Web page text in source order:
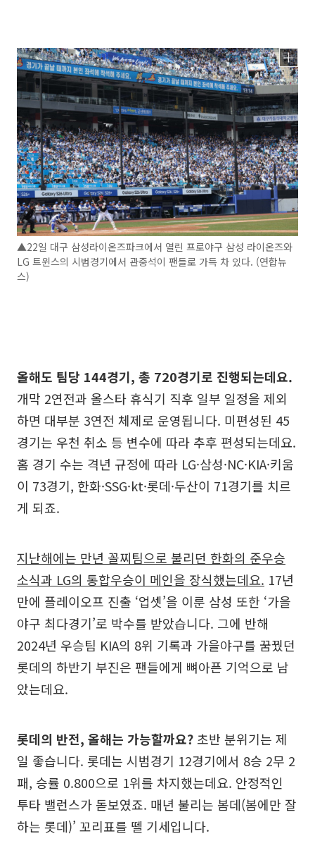
▲22일 대구 삼성라이온즈파크에서 열린 프로야구 삼성 라이온즈와
LG 트윈스의 시범경기에서 관중석이 팬들로 가득 차 있다. (연합뉴
스)
올해도 팀당 144경기, 총 720경기로 진행되는데요.
개막 2연전과 올스타 휴식기 직후 일부 일정을 제외
하면 대부분 3연전 체제로 운영됩니다. 미편성된 45
경기는 우천 취소 등 변수에 따라 추후 편성되는데요.
홈 경기 수는 격년 규정에 따라 LG·삼성·NC·KIA·키움
이 73경기, 한화·SSG·kt·롯데·두산이 71경기를 치르
게 되죠.
지난해에는 만년 꼴찌팀으로 불리던 한화의 준우승
소식과 LG의 통합우승이 메인을 장식했는데요. 17년
만에 플레이오프 진출 ‘업셋’을 이룬 삼성 또한 ‘가을
야구 최다경기’로 박수를 받았습니다. 그에 반해
2024년 우승팀 KIA의 8위 기록과 가을야구를 꿈꿨던
롯데의 하반기 부진은 팬들에게 뼈아픈 기억으로 남
았는데요.
롯데의 반전, 올해는 가능할까요? 초반 분위기는 제
일 좋습니다. 롯데는 시범경기 12경기에서 8승 2무 2
패, 승률 0.800으로 1위를 차지했는데요. 안정적인
투타 밸런스가 돋보였죠. 매년 불리는 봄데(봄에만 잘
하는 롯데)’ 꼬리표를 뗄 기세입니다.